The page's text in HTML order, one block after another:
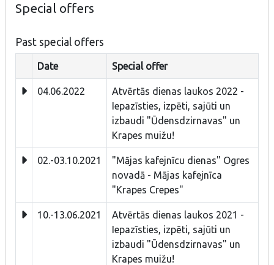
Special offers
Past special offers
Date Special offer
04.06.2022
Atvērtās dienas laukos 2022 -
Iepazīsties, izpēti, sajūti un
izbaudi "Ūdensdzirnavas" un
Krapes muižu!
02.-03.10.2021
"Mājas kafejnīcu dienas" Ogres
novadā - Mājas kafejnīca
"Krapes Crepes"
10.-13.06.2021
Atvērtās dienas laukos 2021 -
Iepazīsties, izpēti, sajūti un
izbaudi "Ūdensdzirnavas" un
Krapes muižu!